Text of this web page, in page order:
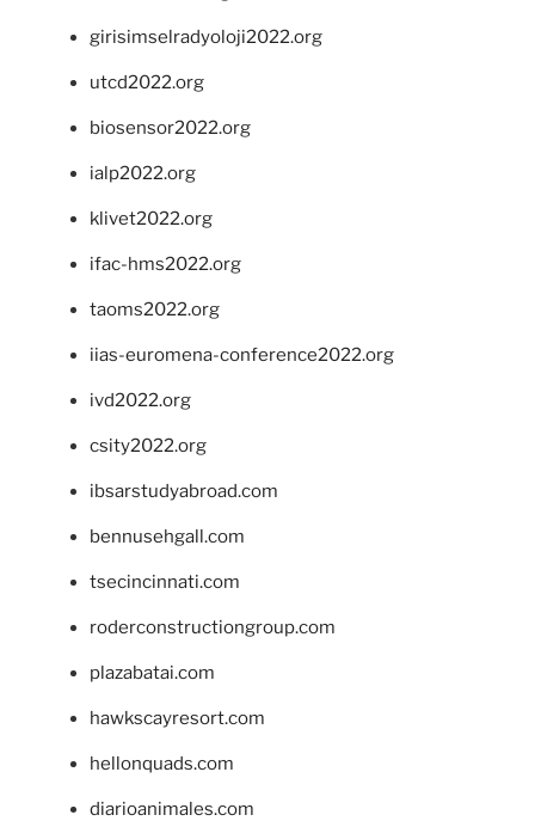
girisimselradyoloji2022.org
utcd2022.org
biosensor2022.org
ialp2022.org
klivet2022.org
ifac-hms2022.org
taoms2022.org
iias-euromena-conference2022.org
ivd2022.org
csity2022.org
ibsarstudyabroad.com
bennusehgall.com
tsecincinnati.com
roderconstructiongroup.com
plazabatai.com
hawkscayresort.com
hellonquads.com
diarioanimales.com